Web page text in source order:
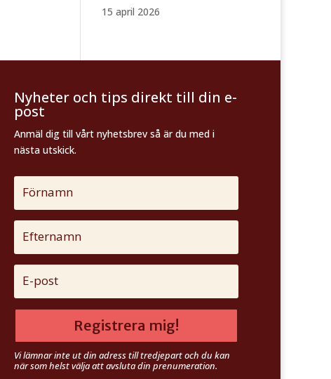
15 april 2026
Nyheter och tips direkt till din e-
post
Anmäl dig till vårt nyhetsbrev så är du med i
nästa utskick.
Registrera mig!
Vi lämnar inte ut din adress till tredjepart och du kan
när som helst välja att avsluta din prenumeration.